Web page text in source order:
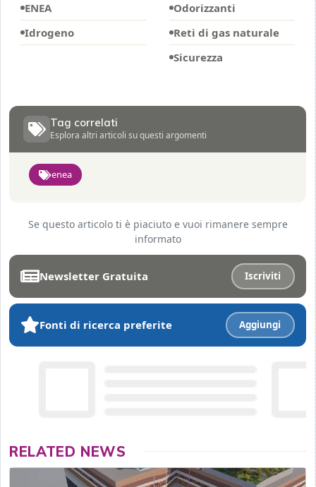
ENEA
Idrogeno
Odorizzanti
Reti di gas naturale
Sicurezza
Tag correlati
Esplora altri articoli su questi argomenti
enea
Se questo articolo ti è piaciuto e vuoi rimanere sempre
informato
Newsletter Gratuita Iscriviti
Fonti di ricerca preferite Aggiungi
RELATED NEWS